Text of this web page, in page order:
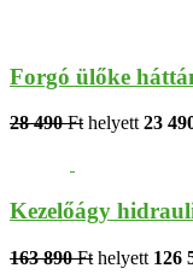
Forgó ülőke
28 490 Ft helyett 23
Kezelőágy
163 890 Ft helyett 126